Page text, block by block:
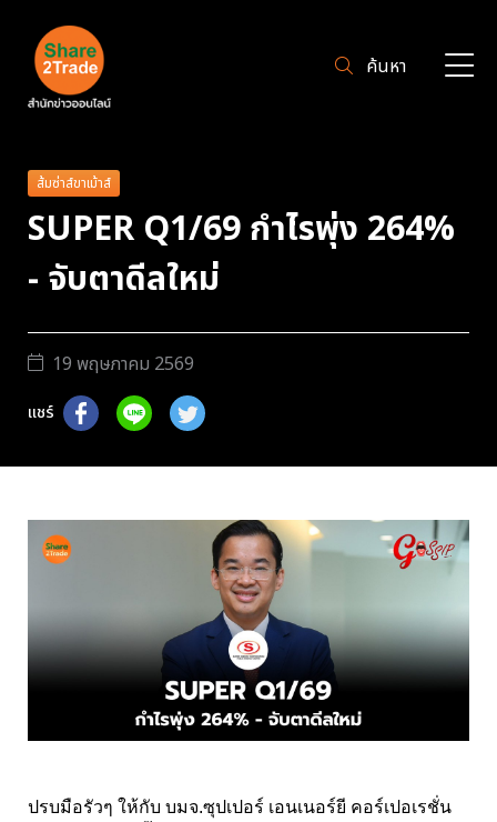
ค้นหา
ส้มซ่าส์ขาเม้าส์
SUPER Q1/69 กำไรพุ่ง 264%
- จับตาดีลใหม่
19 พฤษภาคม 2569
แชร์
ปรบมือรัวๆ ให้กับ บมจ.ซุปเปอร์ เอนเนอร์ยี คอร์เปอเรชั่น